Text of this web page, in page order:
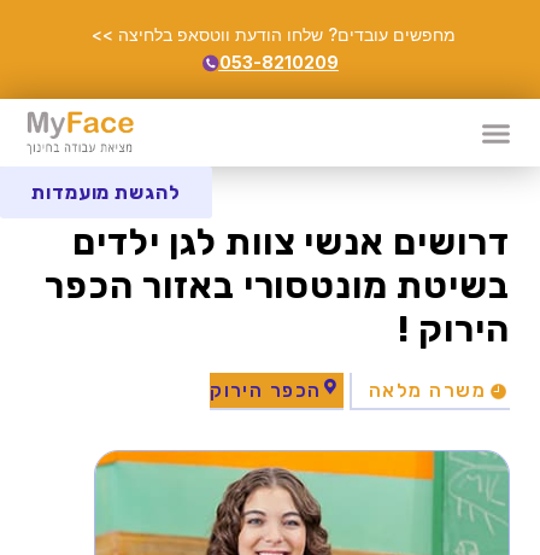
מחפשים עובדים? שלחו הודעת ווטסאפ בלחיצה >>
053-8210209
דרושים אנשי צוות לגן ילדים
בשיטת מונטסורי באזור הכפר
הירוק !
משרה מלאה הכפר הירוק
להגשת מועמדות